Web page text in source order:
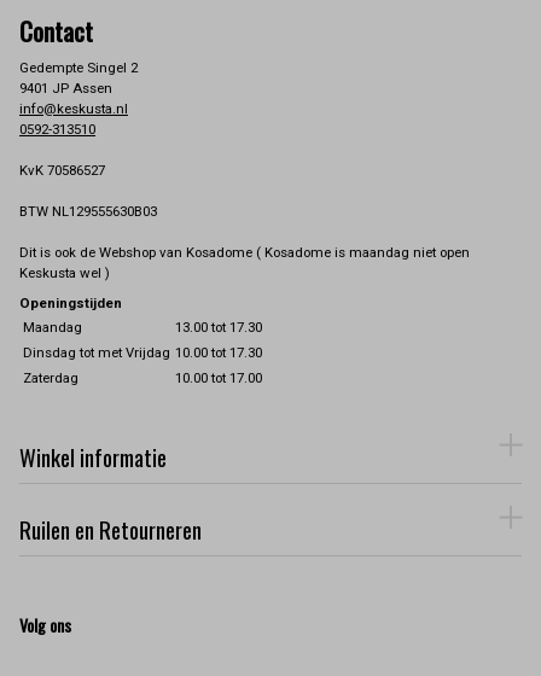
Contact
Gedempte Singel 2
9401 JP Assen
info@keskusta.nl
0592-313510
KvK 70586527
BTW NL129555630B03
Dit is ook de Webshop van Kosadome ( Kosadome is maandag niet open
Keskusta wel )
Openingstijden
Maandag
13.00 tot 17.30
Dinsdag tot met Vrijdag 10.00 tot 17.30
Zaterdag
10.00 tot 17.00
Winkel informatie
Ruilen en Retourneren
Volg ons